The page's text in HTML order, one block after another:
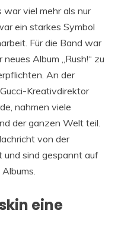
viel mehr als nur
ein starkes Symbol
Für die Band war
Album „Rush!“ zu
An der
Kreativdirektor
nahmen viele
der ganzen Welt teil.
von der
und sind gespannt auf
eine